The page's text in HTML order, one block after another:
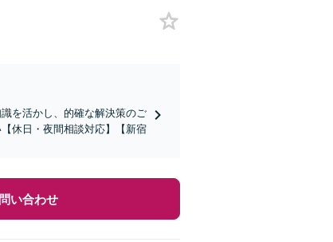
を活かし、的確な解決策のご
休日・夜間相談対応】【新宿
い合わせ